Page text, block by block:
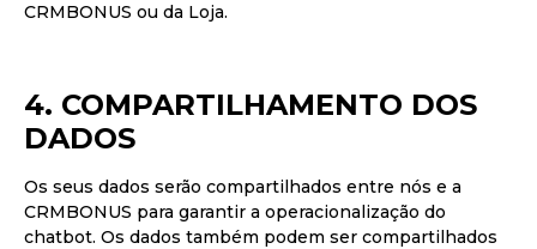
CRMBONUS ou da Loja.
4. COMPARTILHAMENTO DOS
DADOS
Os seus dados serão compartilhados entre nós e a
CRMBONUS para garantir a operacionalização do
chatbot. Os dados também podem ser compartilhados